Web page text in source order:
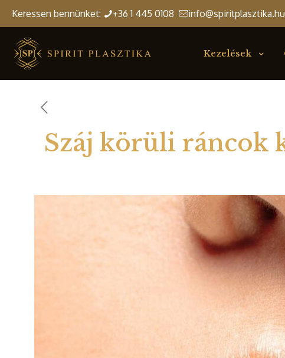
Keressen bennünket: +36 1 445 0108 info@spiritplasztika.hu
Kezelések
Száj körüli ráncok